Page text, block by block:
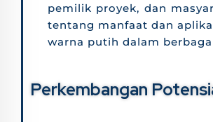
pemilik proyek, dan
tentang manfaat dan
warna putih dalam
Perkembangan